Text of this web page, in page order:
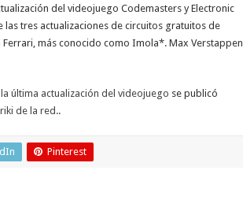
del videojuego Codemasters y Electronic
las tres actualizaciones de circuitos gratuitos de
más conocido como Imola*. Max Verstappen
última actualización del videojuego se publicó
de la red..
Pinterest